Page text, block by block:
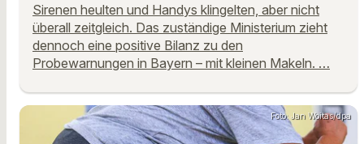
Sirenen heulten und Handys klingelten, aber nicht
überall zeitgleich. Das zuständige Ministerium zieht
dennoch eine positive Bilanz zu den
Probewarnungen in Bayern – mit kleinen Makeln. …
Foto: Jan Woitas/dpa